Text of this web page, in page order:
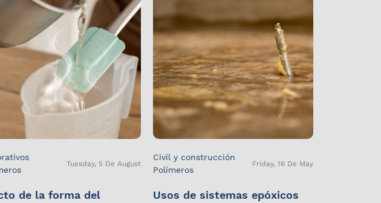
Tuesday, 5 De August
de la forma del
Civil y construcción
Polímeros
Friday, 16 De May
Usos de sistemas epóxicos